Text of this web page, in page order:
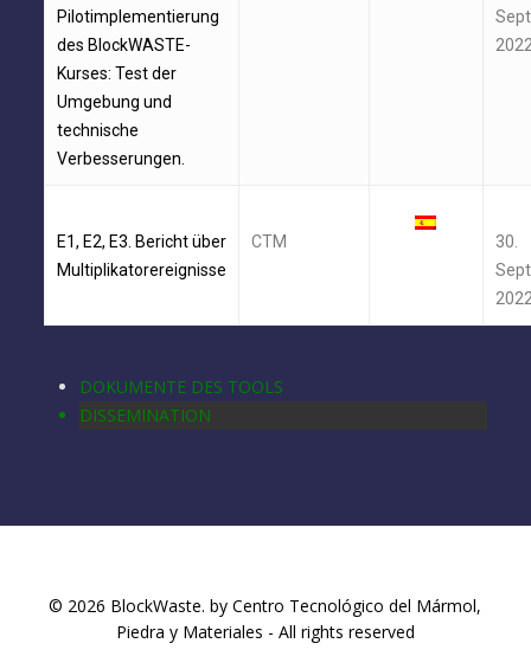
Pilotimplementierung
des BlockWASTE-
Kurses: Test der
Umgebung und
technische
Verbesserungen.
E1, E2, E3. Bericht über
Multiplikatorereignisse
CTM
30.
DOKUMENTE DES TOOLS
DISSEMINATION
© 2026 BlockWaste. by Centro Tecnológico del Mármol,
Piedra y Materiales - All rights reserved